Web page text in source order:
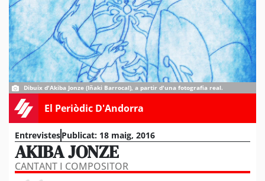
Dibuix d'Akiba Jonze (Iñaki Barrocal), a partir d'una fotografia real.
El Periòdic D'Andorra
EntrevistesPublicat: 18 maig, 2016
AKIBA JONZE
CANTANT I COMPOSITOR